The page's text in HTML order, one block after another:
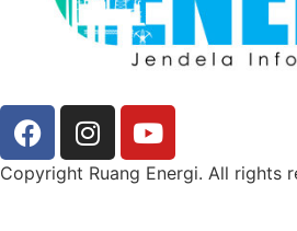
Copyright Ruang Energi. All rights